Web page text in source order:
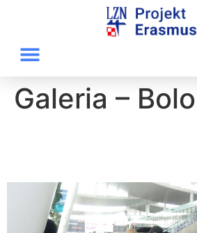
Galeria –